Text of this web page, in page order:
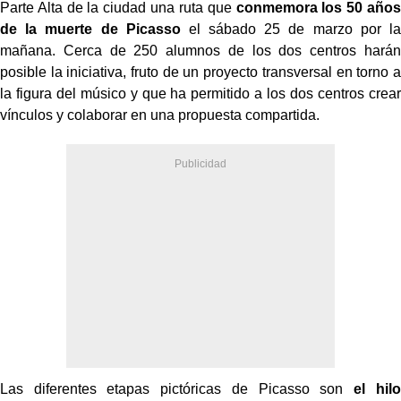
Parte Alta de la ciudad una ruta que conmemora los 50 años
de la muerte de Picassoel sábado 25 de marzo por la
mañana. Cerca de 250 alumnos de los dos centros harán
posible la iniciativa, fruto de un proyecto transversal en torno a
la figura del músico y que ha permitido a los dos centros crear
vínculos y colaborar en una propuesta compartida.
Las diferentes etapas pictóricas de Picasso son el hilo